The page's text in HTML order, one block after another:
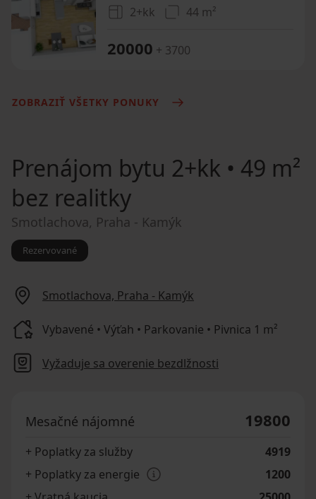
2+kk 44 m²
20000 + 3700
ZOBRAZIŤ VŠETKY PONUKY
Prenájom bytu 2+kk • 49 m²
bez realitky
Smotlachova, Praha - Kamýk
Rezervované
Smotlachova, Praha - Kamýk
Vybavené • Výťah • Parkovanie • Pivnica 1 m²
Vyžaduje sa overenie bezdlžnosti
Mesačné nájomné 19800
+ Poplatky za služby
4919
+ Poplatky za energie
1200